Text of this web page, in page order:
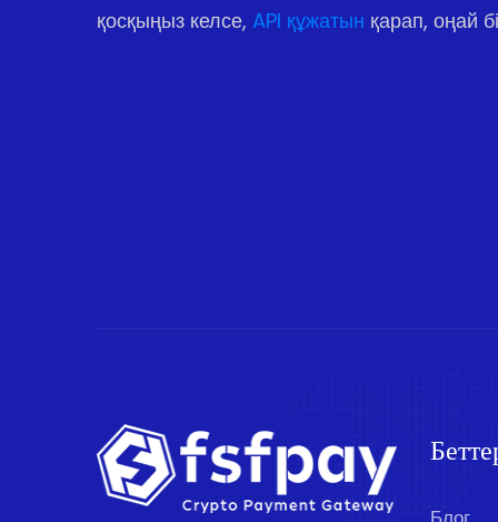
қосқыңыз келсе, API құжатын қарап, оңай